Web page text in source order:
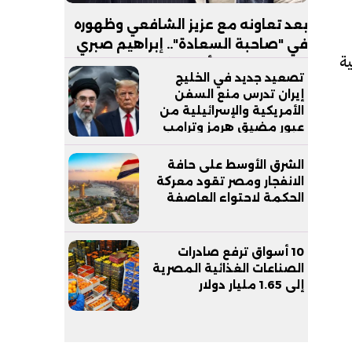
بعد تعاونه مع عزيز الشافعي وظهوره
في "صاحبة السعادة".. إبراهيم صبري
تصعيد جديد في الخليج
إيران تدرس منع السفن
الأمريكية والإسرائيلية من
عبور مضيق هرمز وترامب
يدعم وزير دفاعه
الشرق الأوسط على حافة
الانفجار ومصر تقود معركة
الحكمة لاحتواء العاصفة
10 أسواق ترفع صادرات
الصناعات الغذائية المصرية
إلى 1.65 مليار دولار